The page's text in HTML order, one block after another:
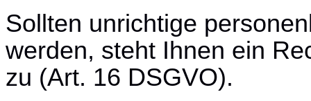
Sollten unrichtige
werden, steht Ihnen ein
zu (Art. 16 DSGVO).